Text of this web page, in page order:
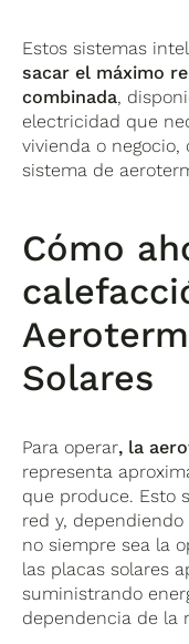
Estos sistemas
sacar el máximo
combinada,
electricidad que
vivienda o
sistema de
Cómo
Solares
Para operar, la
representa
que produce. Esto
red y,
no siempre sea la
las placas solares
suministrando
dependencia de la